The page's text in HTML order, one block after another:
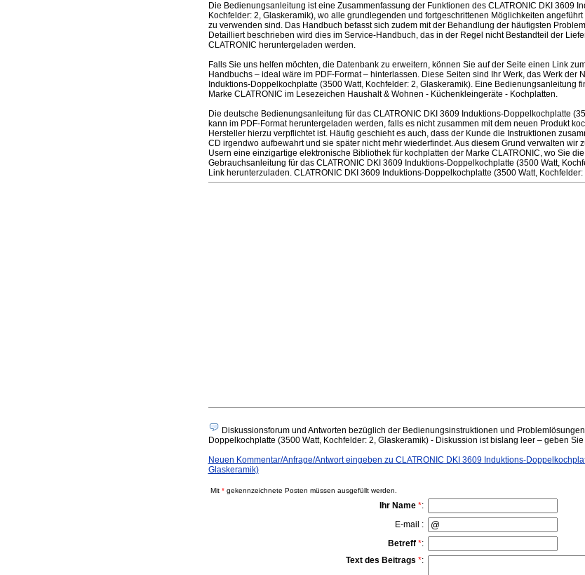
Die Bedienungsanleitung ist eine Zusammenfassung der Funktionen des CLATRONIC DKI 3609
Kochfelder: 2, Glaskeramik), wo alle grundlegenden und fortgeschrittenen Möglichkeiten
zu verwenden sind. Das Handbuch befasst sich zudem mit der Behandlung der häufigsten
Detailliert beschrieben wird dies im Service-Handbuch, das in der Regel nicht Bestandteil der
CLATRONIC heruntergeladen werden.
Falls Sie uns helfen möchten, die Datenbank zu erweitern, können Sie auf der Seite einen Link
Handbuchs – ideal wäre im PDF-Format – hinterlassen. Diese Seiten sind Ihr Werk, das Werk der
Induktions-Doppelkochplatte (3500 Watt, Kochfelder: 2, Glaskeramik). Eine Bedienungsanleitung
Marke CLATRONIC im Lesezeichen Haushalt & Wohnen - Küchenkleingeräte - Kochplatten.
Die deutsche Bedienungsanleitung für das CLATRONIC DKI 3609 Induktions-Doppelkochplatte
kann im PDF-Format heruntergeladen werden, falls es nicht zusammen mit dem neuen Produkt
Hersteller hierzu verpflichtet ist. Häufig geschieht es auch, dass der Kunde die Instruktionen
CD irgendwo aufbewahrt und sie später nicht mehr wiederfindet. Aus diesem Grund verwalten wir
Usern eine einzigartige elektronische Bibliothek für kochplatten der Marke CLATRONIC, wo Sie
Gebrauchsanleitung für das CLATRONIC DKI 3609 Induktions-Doppelkochplatte (3500 Watt,
Link herunterzuladen. CLATRONIC DKI 3609 Induktions-Doppelkochplatte (3500 Watt, Kochfelder:
Diskussionsforum und Antworten bezüglich der Bedienungsinstruktionen und
Doppelkochplatte (3500 Watt, Kochfelder: 2, Glaskeramik) - Diskussion ist bislang leer – geben
Neuen Kommentar/Anfrage/Antwort eingeben zu CLATRONIC DKI 3609 Induktions-
Glaskeramik)
Mit *gekennzeichnete Posten müssen ausgefüllt werden.
Ihr Name *:
E-mail :
Betreff *:
Text des Beitrags *: